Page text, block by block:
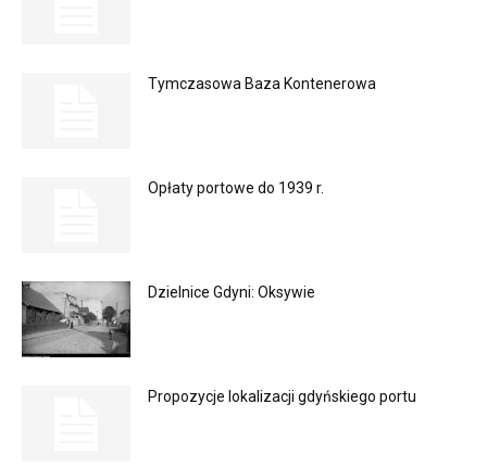
Tymczasowa Baza Kontenerowa
Opłaty portowe do 1939 r.
Dzielnice Gdyni: Oksywie
Propozycje lokalizacji gdyńskiego portu